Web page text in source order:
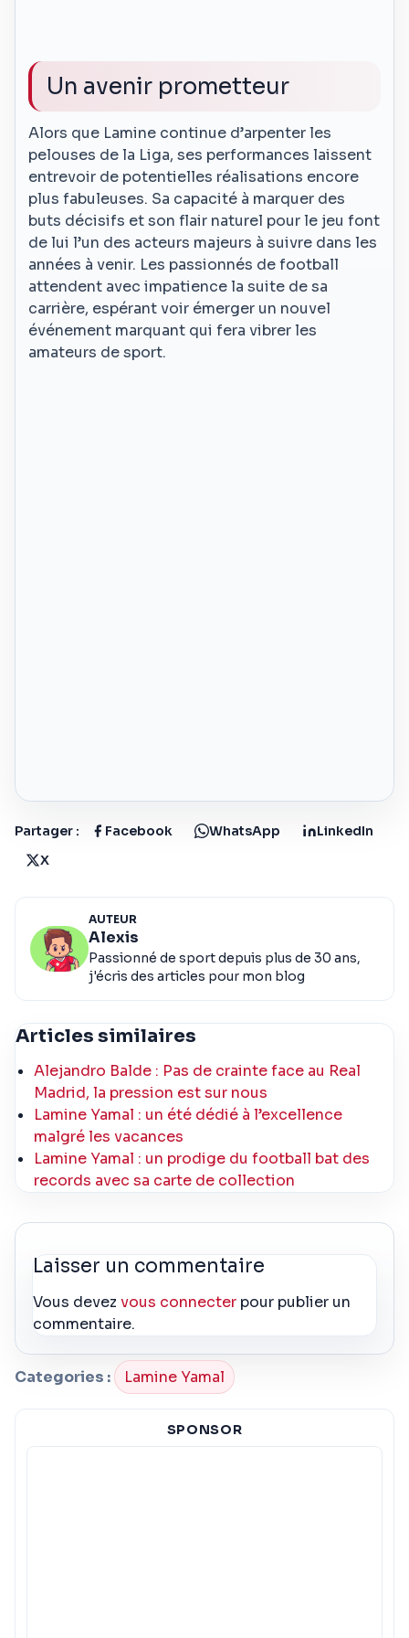
Un avenir prometteur
Alors que Lamine continue d’arpenter les
pelouses de la Liga, ses performances laissent
entrevoir de potentielles réalisations encore
plus fabuleuses. Sa capacité à marquer des
buts décisifs et son flair naturel pour le jeu font
de lui l’un des acteurs majeurs à suivre dans les
années à venir. Les passionnés de football
attendent avec impatience la suite de sa
carrière, espérant voir émerger un nouvel
événement marquant qui fera vibrer les
amateurs de sport.
Partager : Facebook WhatsApp
LinkedIn
X
AUTEUR
Alexis
Passionné de sport depuis plus de 30 ans,
j'écris des articles pour mon blog
Articles similaires
Alejandro Balde : Pas de crainte face au Real
Madrid, la pression est sur nous
Lamine Yamal : un été dédié à l’excellence
malgré les vacances
Lamine Yamal : un prodige du football bat des
records avec sa carte de collection
Laisser un commentaire
Vous devezvous connecter pour publier un
commentaire.
Categories : Lamine Yamal
SPONSOR